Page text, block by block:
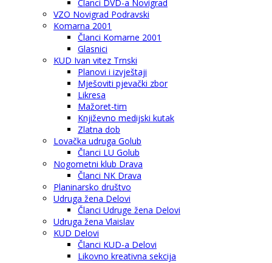
Članci DVD-a Novigrad
VZO Novigrad Podravski
Komarna 2001
Članci Komarne 2001
Glasnici
KUD Ivan vitez Trnski
Planovi i izvještaji
Mješoviti pjevački zbor
Likresa
Mažoret-tim
Književno medijski kutak
Zlatna dob
Lovačka udruga Golub
Članci LU Golub
Nogometni klub Drava
Članci NK Drava
Planinarsko društvo
Udruga žena Delovi
Članci Udruge žena Delovi
Udruga žena Vlaislav
KUD Delovi
Članci KUD-a Delovi
Likovno kreativna sekcija